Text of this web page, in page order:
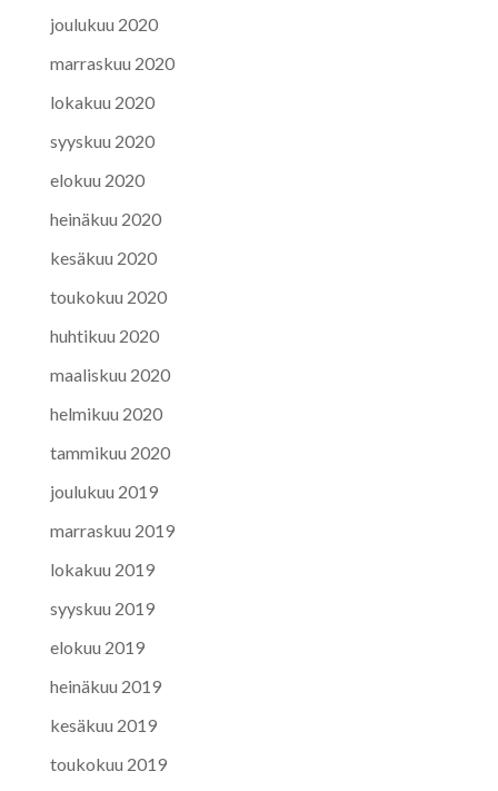
joulukuu 2020
marraskuu 2020
lokakuu 2020
syyskuu 2020
elokuu 2020
heinäkuu 2020
kesäkuu 2020
toukokuu 2020
huhtikuu 2020
maaliskuu 2020
helmikuu 2020
tammikuu 2020
joulukuu 2019
marraskuu 2019
lokakuu 2019
syyskuu 2019
elokuu 2019
heinäkuu 2019
kesäkuu 2019
toukokuu 2019